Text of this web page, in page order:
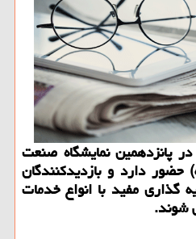
پانزدهمین نمایشگاه صنعت
حضور دارد و بازدیدکنندگان
گذاری مفید با انواع خدمات
شوند.